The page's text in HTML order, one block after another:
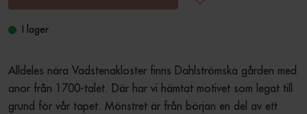
I lager
Alldeles nära Vadstenakloster finns Dahlströmska gården med
anor från 1700-talet. Där har vi hämtat motivet som legat till
grund för vår tapet. Mönstret är från början en del av ett